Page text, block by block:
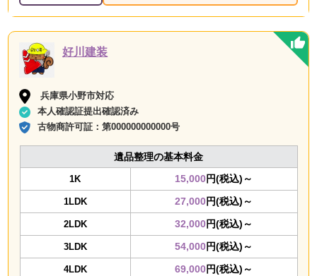
好川建装
兵庫県小野市対応
本人確認証提出確認済み
古物商許可証：第000000000000号
遺品整理の基本料金
1K 15,000円(税込)～
1LDK 27,000円(税込)～
2LDK 32,000円(税込)～
3LDK 54,000円(税込)～
4LDK 69,000円(税込)～